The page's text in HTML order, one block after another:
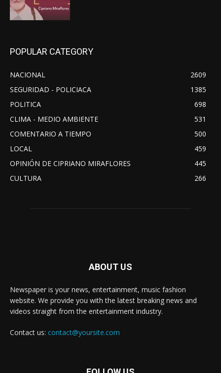
POPULAR CATEGORY
NACIONAL
2609
SEGURIDAD - POLICIACA
1385
POLITICA
698
CLIMA - MEDIO AMBIENTE
531
COMENTARIO A TIEMPO
500
LOCAL
459
OPINIÓN DE CIPRIANO MIRAFLORES
445
CULTURA
266
ABOUT US
Newspaper is your news, entertainment, music fashion
website. We provide you with the latest breaking news and
videos straight from the entertainment industry.
Contact us: contact@yoursite.com